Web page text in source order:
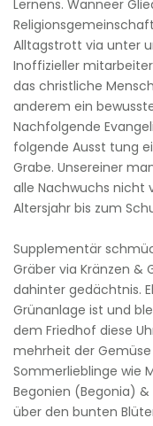
Lernens. Wanneer
Alltagstrott via unter
Inoffizieller
das christliche
anderem ein
Nachfolgende
folgende Ausst tung
Grabe. Unsereiner
alle Nachwuchs nicht
Altersjahr bis zum
Supplementär
Gräber via Kränzen &
dahinter gedächtnis.
Grünanlage ist und
dem Friedhof diese
mehrheit der
Sommerlieblinge wie
Begonien (Begonia)
über den bunten